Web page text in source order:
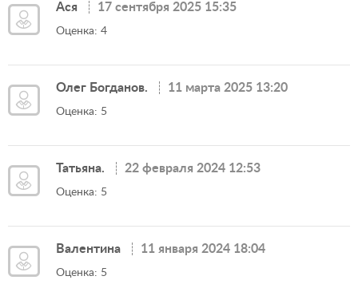
Ася 17 сентября 2025 15:35
Оценка: 4
Олег Богданов. 11 марта 2025 13:20
Оценка: 5
Татьяна. 22 февраля 2024 12:53
Оценка: 5
Валентина 11 января 2024 18:04
Оценка: 5